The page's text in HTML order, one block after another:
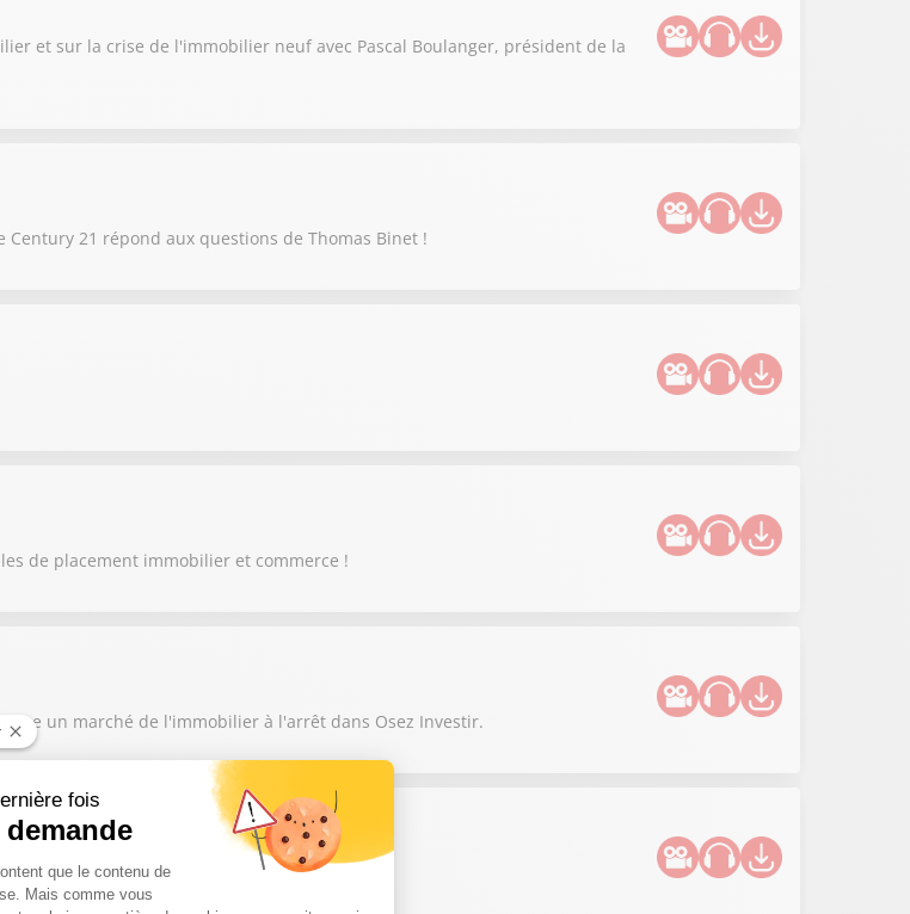
et sur la crise de l'immobilier neuf avec Pascal Boulanger, président de la
21 répond aux questions de Thomas Binet !
de placement immobilier et commerce !
un marché de l'immobilier à l'arrêt dans Osez Investir.
avec Mickaël Nogal.